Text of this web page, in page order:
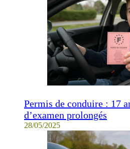
Permis de conduire : 17
d’examen prolongés
28/05/2025